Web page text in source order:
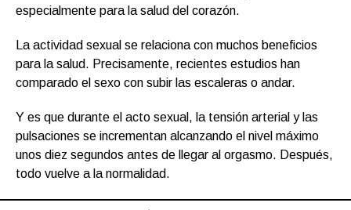
especialmente para la salud del corazón.
La actividad sexual se relaciona con muchos beneficios
para la salud. Precisamente, recientes estudios han
comparado el sexo con subir las escaleras o andar.
Y es que durante el acto sexual, la tensión arterial y las
pulsaciones se incrementan alcanzando el nivel máximo
unos diez segundos antes de llegar al orgasmo. Después,
todo vuelve a la normalidad.